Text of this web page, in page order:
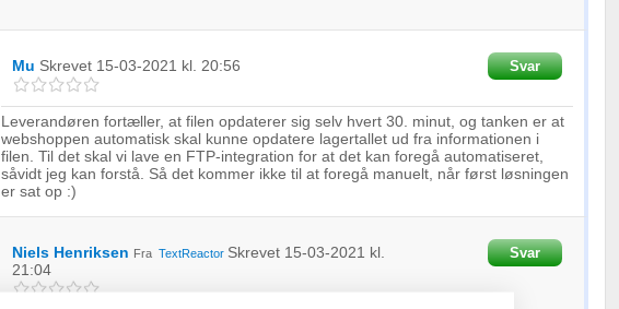
Mu Skrevet 15-03-2021 kl. 20:56 Svar
Leverandøren fortæller, at filen opdaterer sig selv hvert 30. minut, og tanken er at
webshoppen automatisk skal kunne opdatere lagertallet ud fra informationen i
filen. Til det skal vi lave en FTP-integration for at det kan foregå automatiseret,
såvidt jeg kan forstå. Så det kommer ikke til at foregå manuelt, når først løsningen
er sat op :)
Niels Henriksen Fra TextReactor Skrevet 15-03-2021 kl.
21:04
Svar